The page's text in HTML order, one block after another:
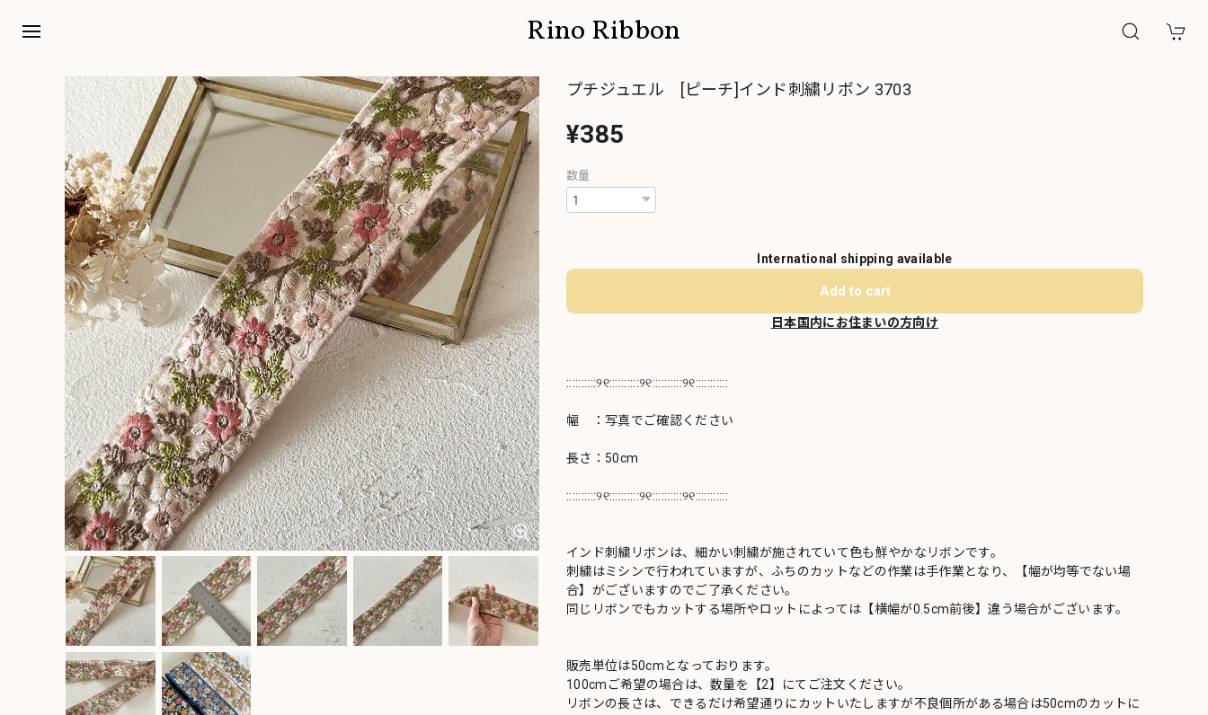
Rino Ribbon
プチジュエル [ピーチ]インド刺繍リボン 3703
¥385
数量
International shipping available
Add to cart
日本国内にお住まいの方向け
::::::::::୨୧::::::::::୨୧::::::::::୨୧:::::::::::
幅 ：写真でご確認ください
長さ：50cm
::::::::::୨୧::::::::::୨୧::::::::::୨୧:::::::::::
インド刺繍リボンは、細かい刺繍が施されていて色も鮮やかなリボンです。
刺繍はミシンで行われていますが、ふちのカットなどの作業は手作業となり、【幅が均等でない場
合】がございますのでご了承ください。
同じリボンでもカットする場所やロットによっては【横幅が0.5cm前後】違う場合がございます。
販売単位は50cmとなっております。
100cmご希望の場合は、数量を【2】にてご注文ください。
リボンの長さは、できるだけ希望通りにカットいたしますが不良個所がある場合は50cmのカットに